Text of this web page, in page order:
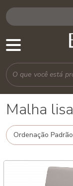
Malha lisa